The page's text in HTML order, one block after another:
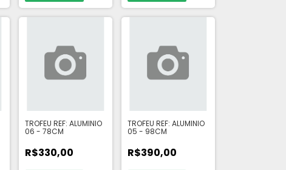
TROFEU REF: ALUMINIO
06 - 78CM
R$330,00
TROFEU REF: ALUMINIO
05 - 98CM
R$390,00